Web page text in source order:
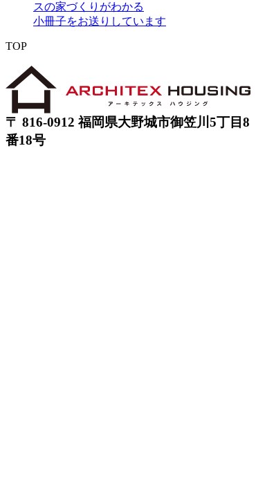
スの家づくりがわかる
小冊子をお送りしています
TOP
〒 816-0912 福岡県大野城市御笠川5丁目8
番18号